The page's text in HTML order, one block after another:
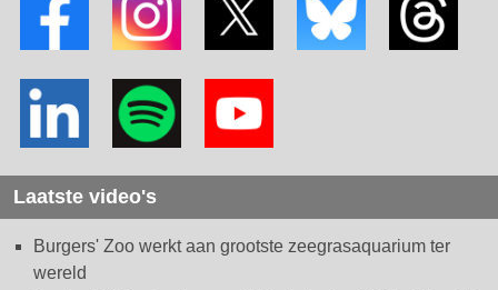
Laatste video's
Burgers' Zoo werkt aan grootste zeegrasaquarium ter
wereld